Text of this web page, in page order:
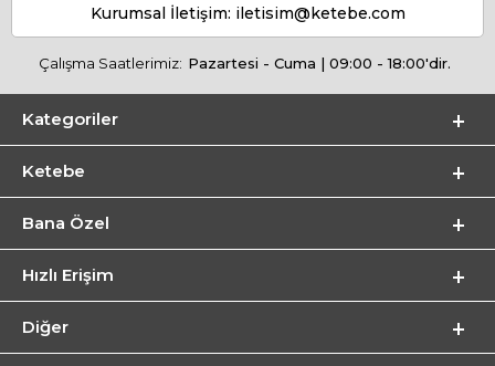
Kurumsal İletişim: iletisim@ketebe.com
Çalışma Saatlerimiz: Pazartesi - Cuma | 09:00 - 18:00'dir.
Kategoriler
Ketebe
Bana Özel
Hızlı Erişim
Diğer